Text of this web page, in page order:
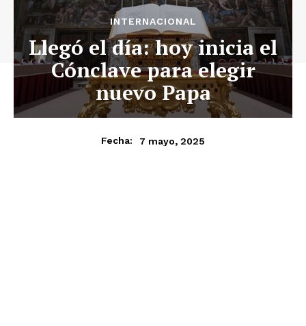
INTERNACIONAL
Llegó el día: hoy inicia el
Cónclave para elegir
nuevo Papa
Fecha: 7 mayo, 2025